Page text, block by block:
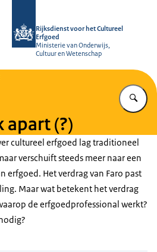
Rijksdienst voor het Cultureel
Erfgoed
Ministerie van Onderwijs,
Cultuur en Wetenschap
apart (?)
cultureel erfgoed lag traditioneel
verschuift steeds meer naar een
erfgoed. Het verdrag van Faro past
Maar wat betekent het verdrag
de erfgoedprofessional werkt?